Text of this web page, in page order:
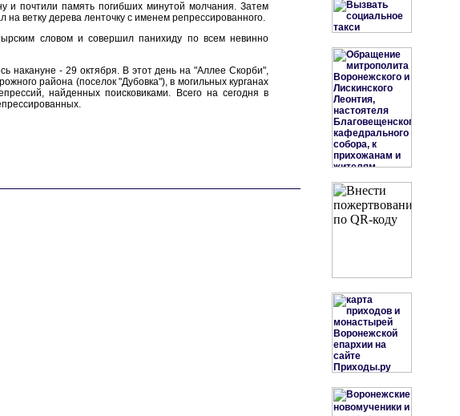
и почтили память погибших минутой молчания. Затем
ветку дерева ленточку с именем репрессированного.
словом и совершил панихиду по всем невинно
накануне - 29 октября. В этот день на "Аллее Скорби",
района (поселок "Дубовка"), в могильных курганах
найденных поисковиками. Всего на сегодня в